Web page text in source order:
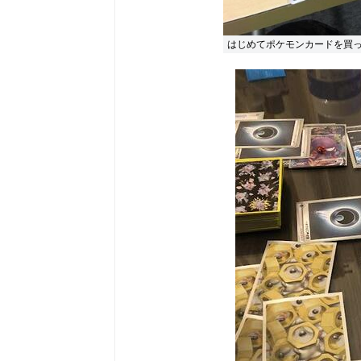
はじめてポケモンカードを買